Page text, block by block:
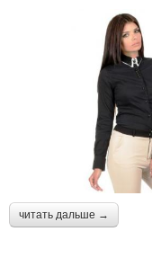
читать дальше →